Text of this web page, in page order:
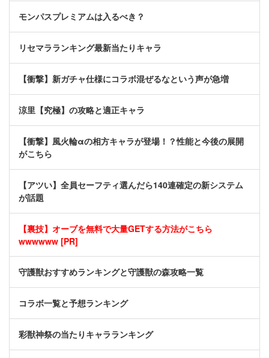
モンパスプレミアムは入るべき？
リセマラランキング最新当たりキャラ
【衝撃】新ガチャ仕様にコラボ混ぜるなという声が急増
涼里【究極】の攻略と適正キャラ
【衝撃】風火輪αの相方キャラが登場！？性能と今後の展開
がこちら
【アツい】全員セーフティ選んだら140連確定の新システム
が話題
【裏技】オーブを無料で大量GETする方法がこちら
wwwwww [PR]
守護獣おすすめランキングと守護獣の森攻略一覧
コラボ一覧と予想ランキング
彩獣神祭の当たりキャラランキング